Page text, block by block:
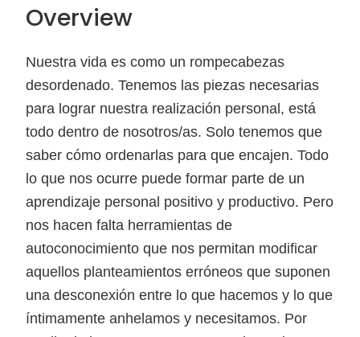
Overview
Nuestra vida es como un rompecabezas
desordenado. Tenemos las piezas necesarias
para lograr nuestra realización personal, está
todo dentro de nosotros/as. Solo tenemos que
saber cómo ordenarlas para que encajen. Todo
lo que nos ocurre puede formar parte de un
aprendizaje personal positivo y productivo. Pero
nos hacen falta herramientas de
autoconocimiento que nos permitan modificar
aquellos planteamientos erróneos que suponen
una desconexión entre lo que hacemos y lo que
íntimamente anhelamos y necesitamos. Por